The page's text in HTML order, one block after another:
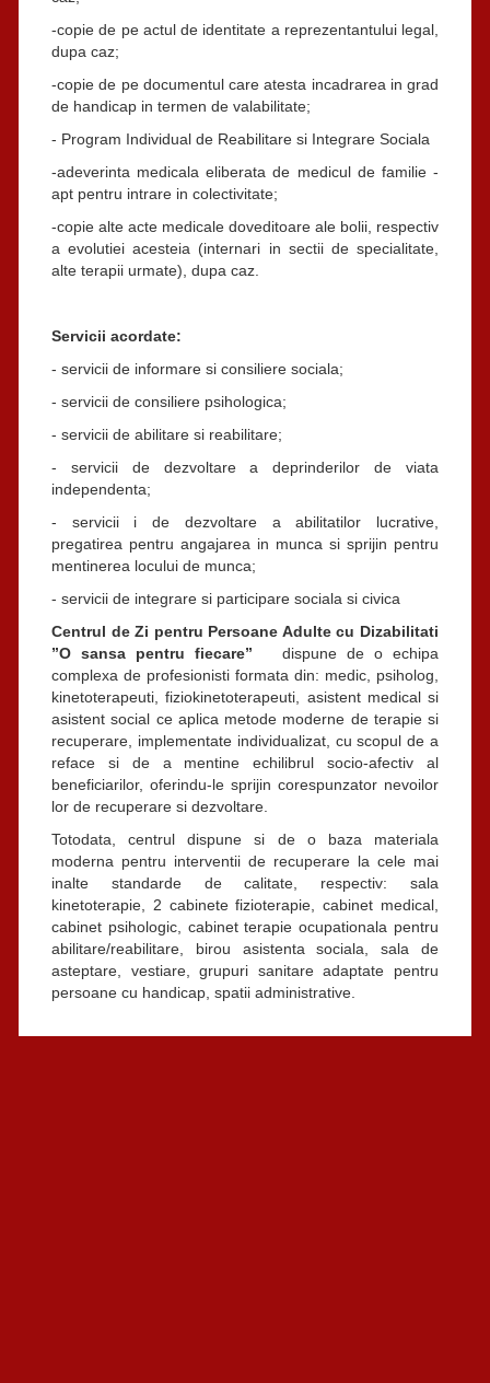
-copie de pe actul de identitate a reprezentantului legal,
dupa caz;
-copie de pe documentul care atesta incadrarea in grad
de handicap in termen de valabilitate;
- Program Individual de Reabilitare si Integrare Sociala
-adeverinta medicala eliberata de medicul de familie -
apt pentru intrare in colectivitate;
-copie alte acte medicale doveditoare ale bolii, respectiv
a evolutiei acesteia (internari in sectii de specialitate,
alte terapii urmate), dupa caz.
Servicii acordate:
- servicii de informare si consiliere sociala;
- servicii de consiliere psihologica;
- servicii de abilitare si reabilitare;
- servicii de dezvoltare a deprinderilor de viata
independenta;
- servicii i de dezvoltare a abilitatilor lucrative,
pregatirea pentru angajarea in munca si sprijin pentru
mentinerea locului de munca;
- servicii de integrare si participare sociala si civica
Centrul de Zi pentru Persoane Adulte cu Dizabilitati
”O sansa pentru fiecare”
dispune de o echipa
complexa de profesionisti formata din: medic, psiholog,
kinetoterapeuti, fiziokinetoterapeuti, asistent medical si
asistent social ce aplica metode moderne de terapie si
recuperare, implementate individualizat, cu scopul de a
reface si de a mentine echilibrul socio-afectiv al
beneficiarilor, oferindu-le sprijin corespunzator nevoilor
lor de recuperare si dezvoltare.
Totodata, centrul dispune si de o baza materiala
moderna pentru interventii de recuperare la cele mai
inalte standarde de calitate, respectiv: sala
kinetoterapie, 2 cabinete fizioterapie, cabinet medical,
cabinet psihologic, cabinet terapie ocupationala pentru
abilitare/reabilitare, birou asistenta sociala, sala de
asteptare, vestiare, grupuri sanitare adaptate pentru
persoane cu handicap, spatii administrative.